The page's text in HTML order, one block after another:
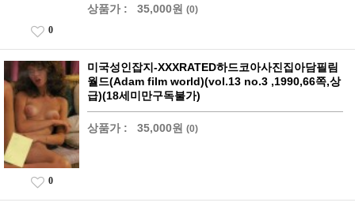
상품가 : 35,000원 (0)
0
미국성인잡지-XXXRATED하드코아사진집아담필림
월드(Adam film world)(vol.13 no.3 ,1990,66쪽,상
급)(18세미만구독불가)
상품가 : 35,000원 (0)
0